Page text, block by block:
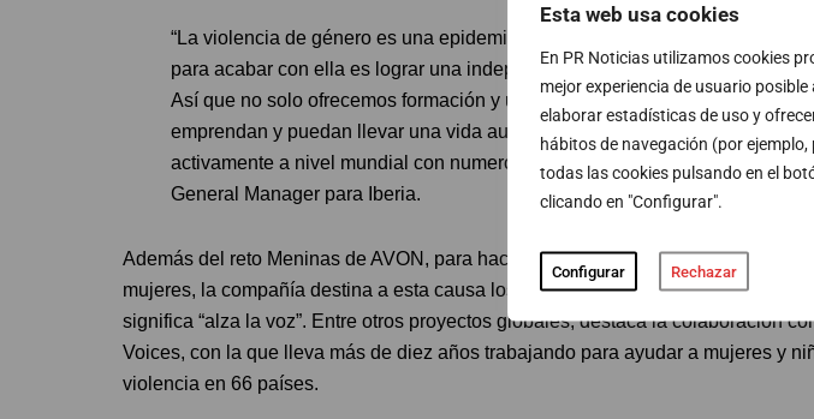
Esta web usa cookies
En PR Noticias utilizamos cookies
mejor experiencia de usuario
elaborar estadísticas de uso y
hábitos de navegación (por
todas las cookies pulsando en el
clicando en "Configurar".
Configurar Rechazar
“La violencia de género es una epidemia silenciosa. Y en Avon creemos
para acabar con ella es lograr una independencia económica para las
Así que no solo ofrecemos formación y un entorno labor­­al flexible para que
emprendan y puedan llevar una vida autónoma y saludable, si no que
activamente a nivel mundial con numerosas asociaciones y refugios.”,
General Manager para Iberia.
Además del reto Meninas de AVON, para hacer frente a la violencia de género y
mujeres, la compañía destina a esta causa los fondos obtenidos con el
significa “alza la voz”. Entre otros proyectos globales, destaca la colaboración
Voices, con la que lleva más de diez años trabajando para ayudar a mujeres y
violencia en 66 países.